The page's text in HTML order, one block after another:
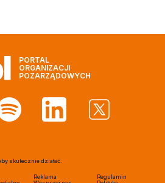
PORTAL
ORGANIZACJI
POZARZĄDOWYCH
skutecznie działać.
Reklama
Regulamin